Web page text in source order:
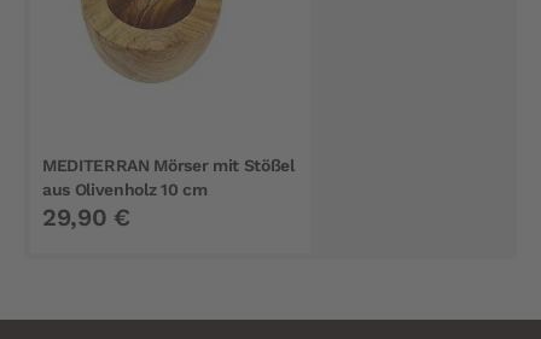
MEDITERRAN Mörser mit Stößel
aus Olivenholz 10 cm
29,90 €